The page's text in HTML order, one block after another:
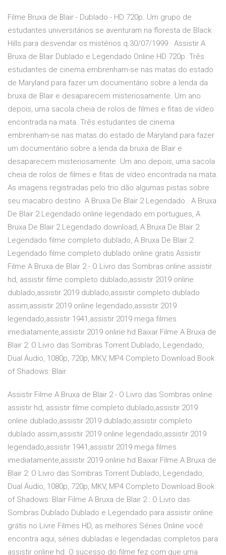
Filme Bruxa de Blair - Dublado - HD 720p. Um grupo de
estudantes universitários se aventuram na floresta de Black
Hills para desvendar os mistérios q 30/07/1999 · Assistir A
Bruxa de Blair Dublado e Legendado Online HD 720p. Três
estudantes de cinema embrenham-se nas matas do estado
de Maryland para fazer um documentário sobre a lenda da
bruxa de Blair e desaparecem misteriosamente. Um ano
depois, uma sacola cheia de rolos de filmes e fitas de vídeo
encontrada na mata. Três estudantes de cinema
embrenham-se nas matas do estado de Maryland para fazer
um documentário sobre a lenda da bruxa de Blair e
desaparecem misteriosamente. Um ano depois, uma sacola
cheia de rolos de filmes e fitas de vídeo encontrada na mata.
As imagens registradas pelo trio dão algumas pistas sobre
seu macabro destino. A Bruxa De Blair 2 Legendado . A Bruxa
De Blair 2 Legendado online legendado em portugues, A
Bruxa De Blair 2 Legendado download, A Bruxa De Blair 2
Legendado filme completo dublado, A Bruxa De Blair 2
Legendado filme completo dublado online gratis Assistir
Filme A Bruxa de Blair 2 - O Livro das Sombras online assistir
hd, assistir filme completo dublado,assistir 2019 online
dublado,assistir 2019 dublado,assistir completo dublado
assim,assistir 2019 online legendado,assistir 2019
legendado,assistir 1941,assistir 2019 mega filmes
imediatamente,assistir 2019 online hd Baixar Filme A Bruxa de
Blair 2: O Livro das Sombras Torrent Dublado, Legendado,
Dual Áudio, 1080p, 720p, MKV, MP4 Completo Download Book
of Shadows: Blair
Assistir Filme A Bruxa de Blair 2 - O Livro das Sombras online
assistir hd, assistir filme completo dublado,assistir 2019
online dublado,assistir 2019 dublado,assistir completo
dublado assim,assistir 2019 online legendado,assistir 2019
legendado,assistir 1941,assistir 2019 mega filmes
imediatamente,assistir 2019 online hd Baixar Filme A Bruxa de
Blair 2: O Livro das Sombras Torrent Dublado, Legendado,
Dual Áudio, 1080p, 720p, MKV, MP4 Completo Download Book
of Shadows: Blair Filme A Bruxa de Blair 2 : O Livro das
Sombras Dublado Dublado e Legendado para assistir online
grátis no Livre Filmes HD, as melhores Séries Online você
encontra aqui, séries dubladas e legendadas completos para
assistir online hd. O sucesso do filme fez com que uma